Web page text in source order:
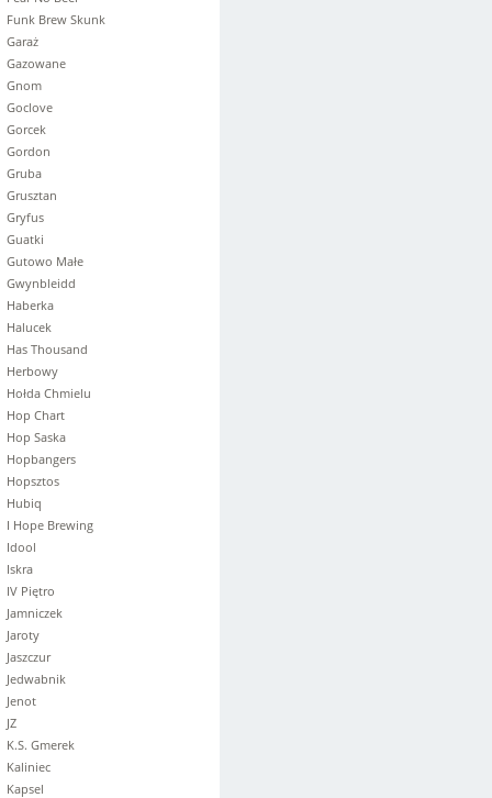
Funk Brew Skunk
Garaż
Gazowane
Gnom
Goclove
Gorcek
Gordon
Gruba
Grusztan
Gryfus
Guatki
Gutowo Małe
Gwynbleidd
Haberka
Halucek
Has Thousand
Herbowy
Hołda Chmielu
Hop Chart
Hop Saska
Hopbangers
Hopsztos
Hubiq
I Hope Brewing
Idool
Iskra
IV Piętro
Jamniczek
Jaroty
Jaszczur
Jedwabnik
Jenot
JZ
K.S. Gmerek
Kaliniec
Kapsel